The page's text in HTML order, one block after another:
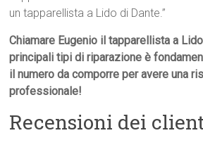
un tapparellista a Lido di Dante.”
Chiamare Eugenio il tapparellista a
principali tipi di riparazione è
il numero da comporre per avere una
professionale!
Recensioni dei